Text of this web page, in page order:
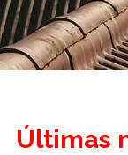
Últimas